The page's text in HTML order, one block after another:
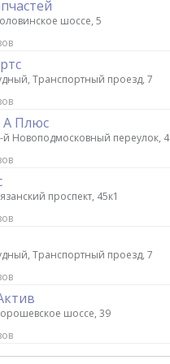
шоссе, 5
Транспортный проезд, 7
А Плюс
й Новоподмосковный переулок, 4
проспект, 45к1
Транспортный проезд, 7
шоссе, 39